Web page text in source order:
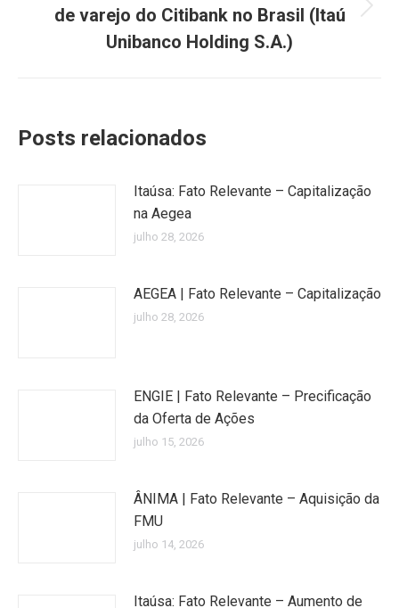
Próximo
post:
de varejo do Citibank no Brasil (Itaú
Unibanco Holding S.A.)
Posts relacionados
Itaúsa: Fato Relevante – Capitalização
na Aegea
julho 28, 2026
AEGEA | Fato Relevante – Capitalização
julho 28, 2026
ENGIE | Fato Relevante – Precificação
da Oferta de Ações
julho 15, 2026
ÂNIMA | Fato Relevante – Aquisição da
FMU
julho 14, 2026
Itaúsa: Fato Relevante – Aumento de